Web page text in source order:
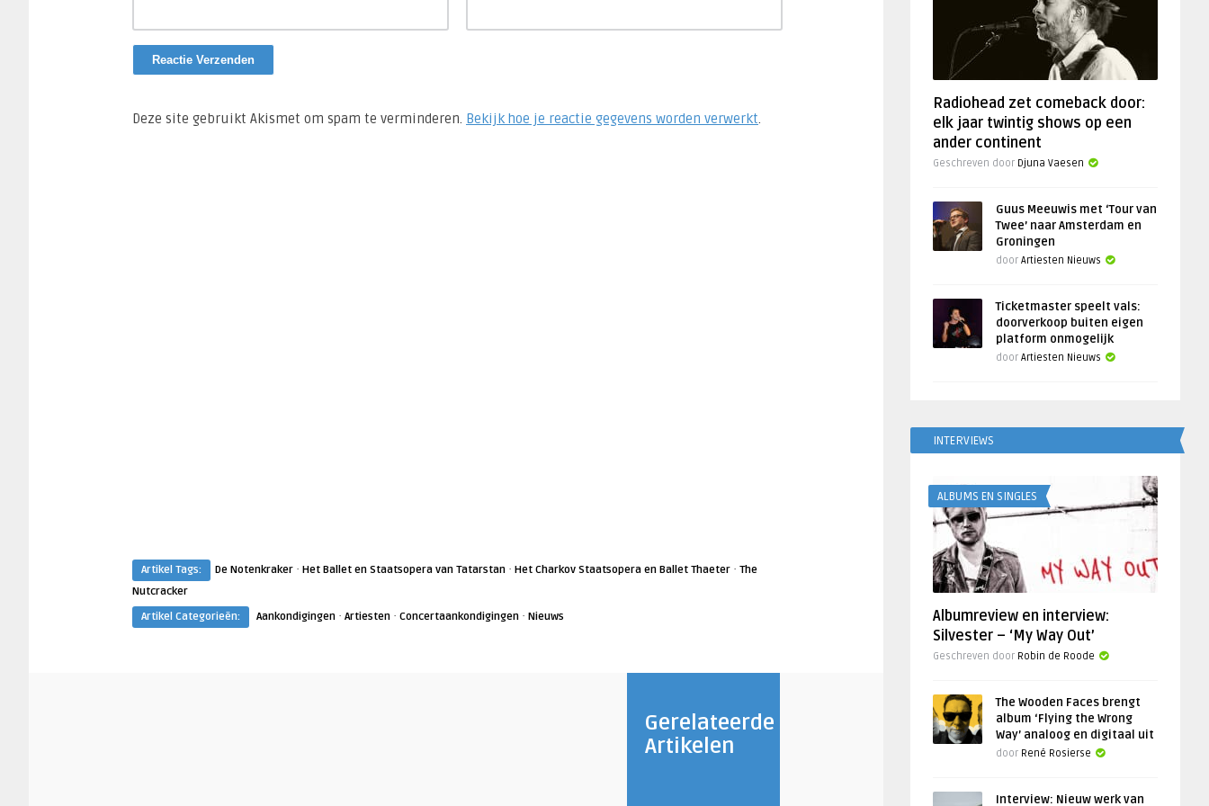
Deze site gebruikt Akismet om spam te verminderen. Bekijk hoe je reactie gegevens worden verwerkt.
Artikel Tags: De Notenkraker · Het Ballet en Staatsopera van Tatarstan · Het Charkov Staatsopera en Ballet Thaeter · The
Nutcracker
Artikel Categorieën:
Aankondigingen · Artiesten · Concertaankondigingen · Nieuws
Gerelateerde
Artikelen
Radiohead zet comeback door:
elk jaar twintig shows op een
ander continent
Geschreven door Djuna Vaesen
Guus Meeuwis met ‘Tour van
Twee’ naar Amsterdam en
Groningen
door Artiesten Nieuws
Ticketmaster speelt vals:
doorverkoop buiten eigen
platform onmogelijk
door Artiesten Nieuws
INTERVIEWS
ALBUMS EN SINGLES
Albumreview en interview:
Silvester – ‘My Way Out’
Geschreven door Robin de Roode
The Wooden Faces brengt
album ‘Flying the Wrong
Way’ analoog en digitaal uit
door René Rosierse
Interview: Nieuw werk van